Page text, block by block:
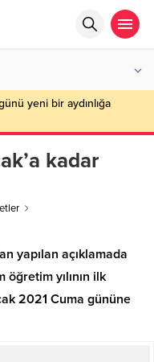
yeni bir aydınlığa
kadar
yapılan açıklamada
yılının ilk
2021 Cuma gününe